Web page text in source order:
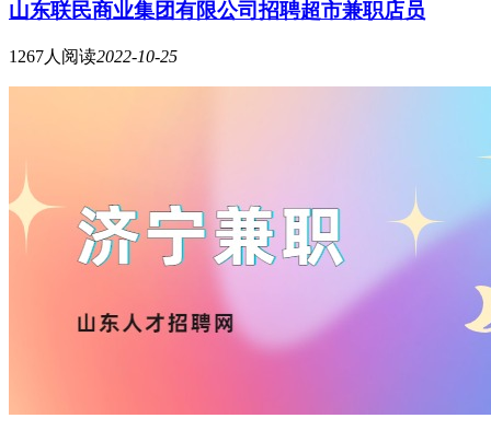
山东联民商业集团有限公司招聘超市兼职店员
1267人阅读2022-10-25